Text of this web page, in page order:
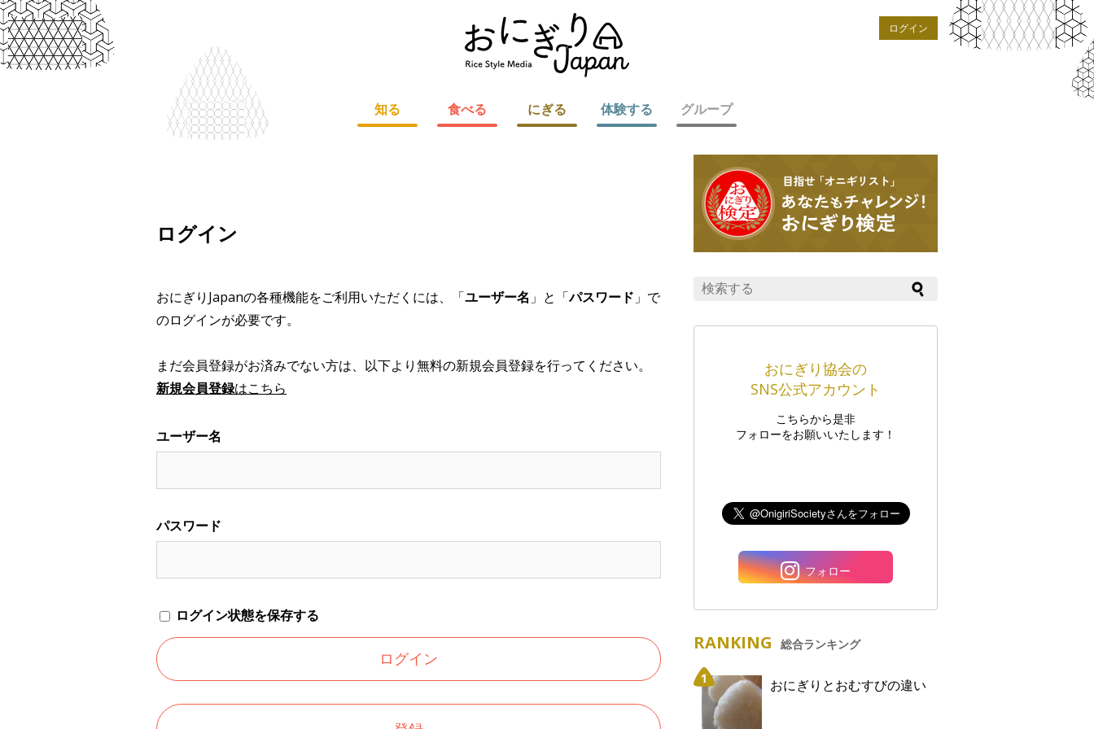
ログイン
知る 食べる にぎる 体験する グループ
ログイン
おにぎりJapanの各種機能をご利用いただくには、「ユーザー名 」と「パスワード 」で
のログインが必要です。
まだ会員登録がお済みでない方は、以下より無料の新規会員登録を行ってください。
新規会員登録はこちら
ユーザー名
パスワード
ログイン状態を保存する
おにぎり協会の
SNS公式アカウント
こちらから是非
フォローをお願いいたします！
フォロー
RANKING 総合ランキング
おにぎりとおむすびの違い